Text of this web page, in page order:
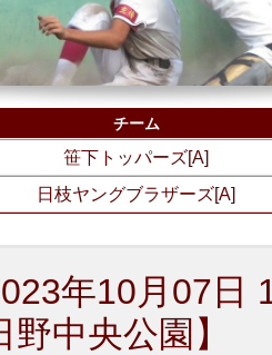
チーム
笹下トッパーズ[A]
日枝ヤングブラザーズ[A]
年10月07日
野中央公園】